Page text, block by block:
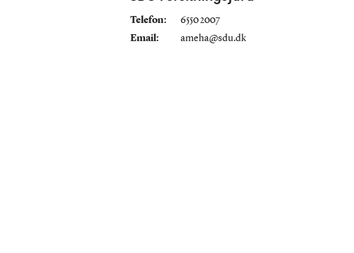
Telefon:
6550 2007
Email:
ameha@sdu.dk